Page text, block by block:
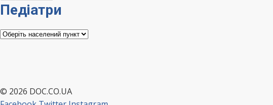
Педіатри
Педіатри
© 2026 DOC.CO.UA